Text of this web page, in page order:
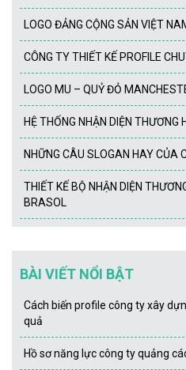
LOGO ĐẢNG CỘNG SẢN VIỆT
CÔNG TY THIẾT KẾ PROFILE
LOGO MU – QUỶ ĐỎ
HỆ THỐNG NHẬN DIỆN THƯƠNG
NHỮNG CÂU SLOGAN HAY CỦA
THIẾT KẾ BỘ NHẬN DIỆN
BRASOL
BÀI VIẾT NỔI BẬT
Cách biến profile công ty xây
quả
Hồ sơ năng lực công ty quảng